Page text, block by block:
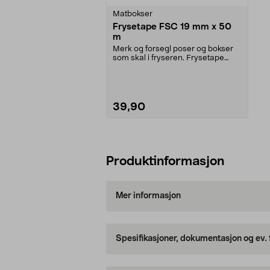
Matbokser
Frysetape FSC 19 mm x 50
m
Merk og forsegl poser og bokser
som skal i fryseren. Frysetape
39,90
Produktinformasjon
Mer informasjon
Spesifikasjoner, dokumentasjon og